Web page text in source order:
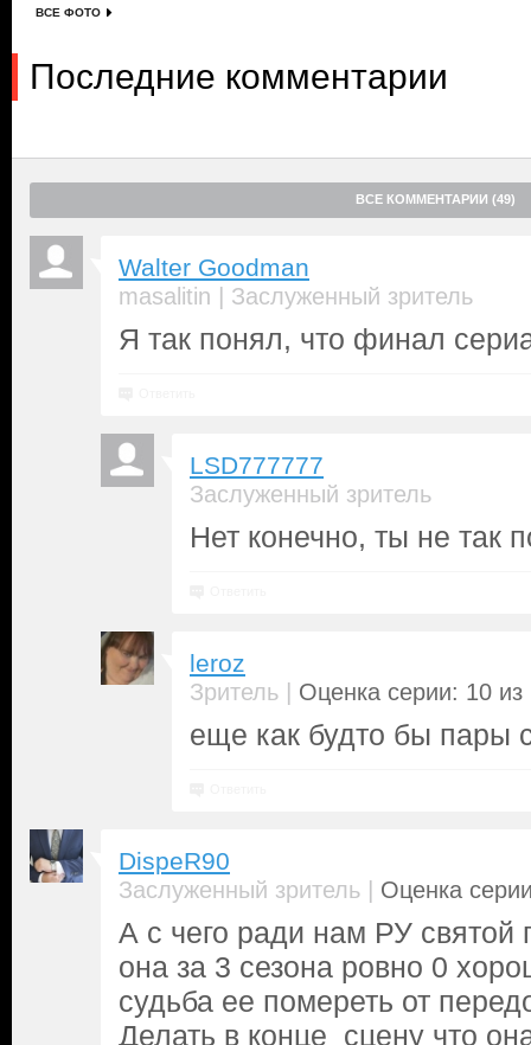
ВСЕ ФОТО
Последние комментарии
ВСЕ КОММЕНТАРИИ (49)
Walter Goodman
masalitin | Заслуженный зритель
Я так понял, что финал
LSD777777
Заслуженный зритель
Нет конечно, ты не так
leroz
Зритель | Оценка серии: 10 из
еще как будто бы пары
DispeR90
Заслуженный зритель | Оценка
А с чего ради нам РУ святой
она за 3 сезона ровно 0
судьба ее помереть от
Делать в конце сцену что